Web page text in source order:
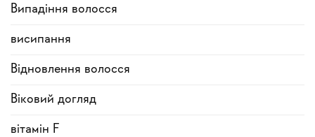
Випадіння волосся
висипання
Відновлення волосся
Віковий догляд
вітамін F